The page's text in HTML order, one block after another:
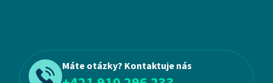
Máte otázky? Kontaktuje nás